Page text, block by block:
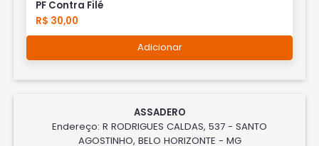
PF Contra Filé
R$ 30,00
Adicionar
ASSADERO
Endereço: R RODRIGUES CALDAS, 537 - SANTO
AGOSTINHO, BELO HORIZONTE - MG